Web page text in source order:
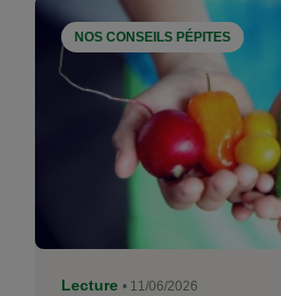
NOS CONSEILS PÉPITES
Lecture • 11/06/2026